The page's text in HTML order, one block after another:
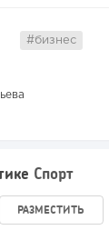
#бизнес
Спорт
РАЗМЕСТИТЬ